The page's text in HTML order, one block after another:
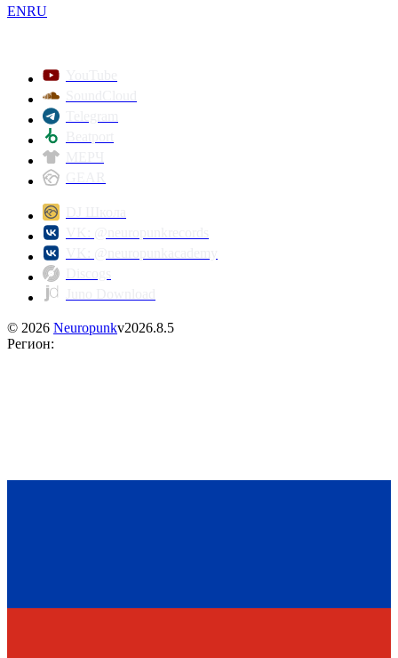
ENRU
© 2026 Neuropunkv2026.8.5
Регион: